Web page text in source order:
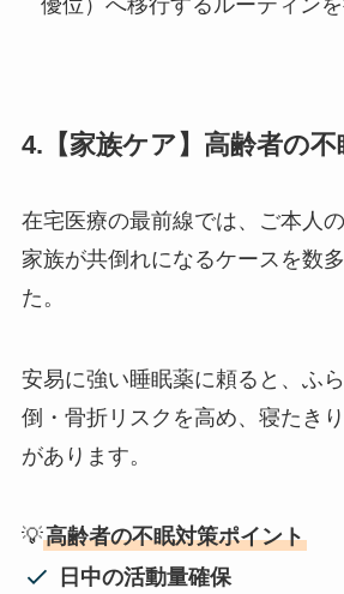
4.【家族ケア】高齢者の
在宅医療の最前線では、ご本人
家族が共倒れになるケースを数
た。
安易に強い睡眠薬に頼ると、ふ
倒・骨折リスクを高め、寝たき
があります。
💡高齢者の不眠対策ポイント
日中の活動量確保